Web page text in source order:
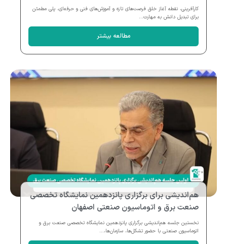
کارآفرینی، نقطه آغاز خلق فرصت‌های تازه و آموزش‌های فنی و حرفه‌ای، پلی مطمئن
برای تبدیل دانش به مهارت...
مطالعه بیشتر
هم‌اندیشی برای برگزاری پانزدهمین نمایشگاه تخصصی
صنعت برق و اتوماسیون صنعتی اصفهان
نخستین جلسه هم‌اندیشی برگزاری پانزدهمین نمایشگاه تخصصی صنعت برق و
اتوماسیون صنعتی با حضور تشکل‌ها، سازمان‌ها،...